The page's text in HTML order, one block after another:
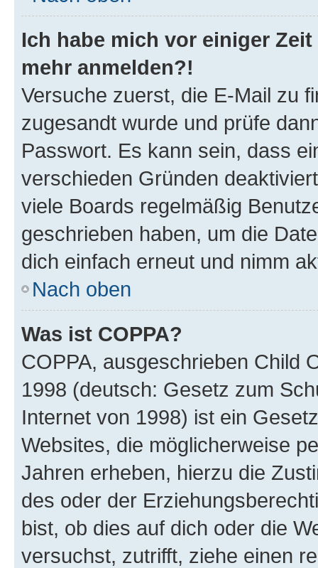
Ich habe mich vor einiger
mehr anmelden?!
Versuche zuerst, die E-Mail zu
zugesandt wurde und prüfe
Passwort. Es kann sein, dass
verschieden Gründen
viele Boards regelmäßig
geschrieben haben, um die
dich einfach erneut und nimm
Nach oben
Was ist COPPA?
COPPA, ausgeschrieben Child
1998 (deutsch: Gesetz zum
Internet von 1998) ist ein
Websites, die möglicherweise
Jahren erheben, hierzu die
des oder der
bist, ob dies auf dich oder die
versuchst, zutrifft, ziehe einen